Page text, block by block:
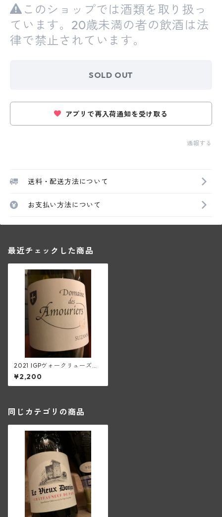
このショップでは酒類を取り扱っ
ています。20歳未満の者の飲酒は法
律で禁止されています。
SOLD OUT
アプリで再入荷通知を受け取る
通報する
送料・配送方法について
お支払い方法について
最近チェックした商品
2021 IGPヴォークリューズ・
ブラン・スザンヌ(デ・ザムリ
エ)
¥2,200
同じカテゴリの商品